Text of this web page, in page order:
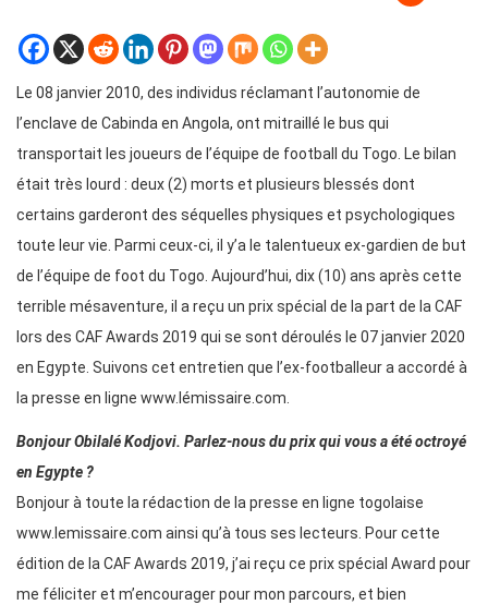
Le 08 janvier 2010, des individus réclamant l’autonomie de
l’enclave de Cabinda en Angola, ont mitraillé le bus qui
transportait les joueurs de l’équipe de football du Togo. Le bilan
était très lourd : deux (2) morts et plusieurs blessés dont
certains garderont des séquelles physiques et psychologiques
toute leur vie. Parmi ceux-ci, il y’a le talentueux ex-gardien de but
de l’équipe de foot du Togo. Aujourd’hui, dix (10) ans après cette
terrible mésaventure, il a reçu un prix spécial de la part de la CAF
lors des CAF Awards 2019 qui se sont déroulés le 07 janvier 2020
en Egypte. Suivons cet entretien que l’ex-footballeur a accordé à
la presse en ligne www.lémissaire.com.
Bonjour Obilalé Kodjovi. Parlez-nous du prix qui vous a été octroyé
en Egypte ?
Bonjour à toute la rédaction de la presse en ligne togolaise
www.lemissaire.com ainsi qu’à tous ses lecteurs. Pour cette
édition de la CAF Awards 2019, j’ai reçu ce prix spécial Award pour
me féliciter et m’encourager pour mon parcours, et bien